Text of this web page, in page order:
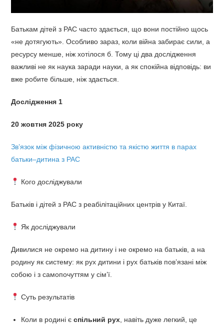
Батькам дітей з РАС часто здається, що вони постійно щось
«не дотягують». Особливо зараз, коли війна забирає сили, а
ресурсу менше, ніж хотілося б. Тому ці два дослідження
важливі не як наука заради науки, а як спокійна відповідь: ви
вже робите більше, ніж здається.
Дослідження 1
20 жовтня 2025 року
Зв’язок між фізичною активністю та якістю життя в парах
батьки–дитина з РАС
Кого досліджували
Батьків і дітей з РАС з реабілітаційних центрів у Китаї.
Як досліджували
Дивилися не окремо на дитину і не окремо на батьків, а на
родину як систему: як рух дитини і рух батьків пов’язані між
собою і з самопочуттям у сім’ї.
Суть результатів
Коли в родині єспільний рух , навіть дуже легкий, це